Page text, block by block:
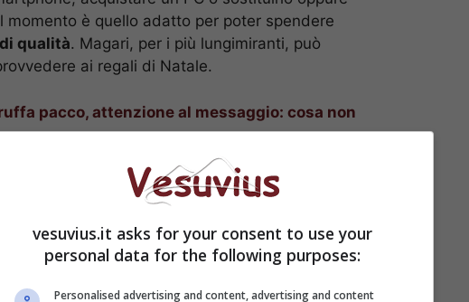
è quello adatto per poter spendere
qualità. Magari, per i più lungimiranti, può
ai regali di Natale.
pacco, attenzione al messaggio: cosa non
vesuvius.it asks for your consent to use your
personal data for the following purposes:
Personalised advertising and content, advertising and content